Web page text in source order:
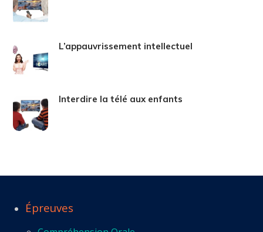
L’appauvrissement intellectuel
Interdire la télé aux enfants
Épreuves